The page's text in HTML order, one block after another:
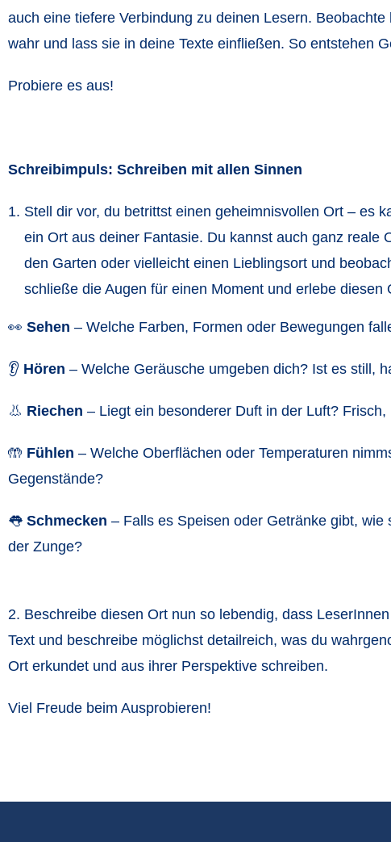
auch eine tiefere Verbindung zu deinen Lesern.
wahr und lass sie in deine Texte einfließen. So entstehen
Probiere es aus!
Schreibimpuls: Schreiben mit allen Sinnen
Stell dir vor, du betrittst einen geheimnisvollen Ort – es
ein Ort aus deiner Fantasie. Du kannst auch ganz
den Garten oder vielleicht einen Lieblingsort und
schließe die Augen für einen Moment und erlebe diesen
👀 Sehen – Welche Farben, Formen oder Bewegungen
👂 Hören – Welche Geräusche umgeben dich? Ist es still,
👃 Riechen – Liegt ein besonderer Duft in der Luft?
🤲 Fühlen – Welche Oberflächen oder Temperaturen
Gegenstände?
👅 Schmecken – Falls es Speisen oder Getränke gibt,
der Zunge?
2. Beschreibe diesen Ort nun so lebendig, dass
Text und beschreibe möglichst detailreich, was du
Ort erkundet und aus ihrer Perspektive schreiben.
Viel Freude beim Ausprobieren!